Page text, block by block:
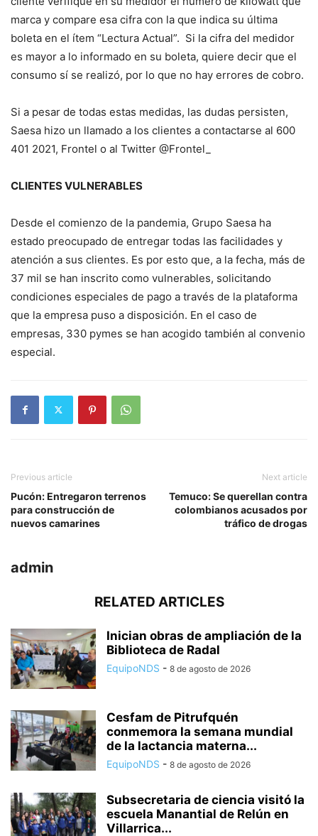
marca y compare esa cifra con la que indica su última
boleta en el ítem “Lectura Actual”. Si la cifra del medidor
es mayor a lo informado en su boleta, quiere decir que el
consumo sí se realizó, por lo que no hay errores de cobro.
Si a pesar de todas estas medidas, las dudas persisten,
Saesa hizo un llamado a los clientes a contactarse al 600
401 2021, Frontel o al Twitter @Frontel_
CLIENTES VULNERABLES
Desde el comienzo de la pandemia, Grupo Saesa ha
estado preocupado de entregar todas las facilidades y
atención a sus clientes. Es por esto que, a la fecha, más de
37 mil se han inscrito como vulnerables, solicitando
condiciones especiales de pago a través de la plataforma
que la empresa puso a disposición. En el caso de
empresas, 330 pymes se han acogido también al convenio
especial.
Previous article
Pucón: Entregaron terrenos
para construcción de
nuevos camarines
Next article
Temuco: Se querellan contra
colombianos acusados por
tráfico de drogas
admin
RELATED ARTICLES
Inician obras de ampliación de la
Biblioteca de Radal
EquipoNDS - 8 de agosto de 2026
Cesfam de Pitrufquén
conmemora la semana mundial
de la lactancia materna...
EquipoNDS - 8 de agosto de 2026
Subsecretaria de ciencia visitó la
escuela Manantial de Relún en
Villarrica...